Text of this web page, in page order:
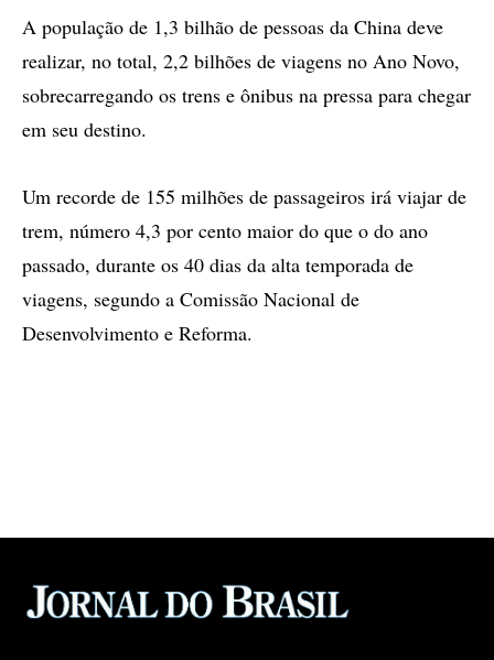
A população de 1,3 bilhão de pessoas da China deve
realizar, no total, 2,2 bilhões de viagens no Ano Novo,
sobrecarregando os trens e ônibus na pressa para chegar
em seu destino.
Um recorde de 155 milhões de passageiros irá viajar de
trem, número 4,3 por cento maior do que o do ano
passado, durante os 40 dias da alta temporada de
viagens, segundo a Comissão Nacional de
Desenvolvimento e Reforma.